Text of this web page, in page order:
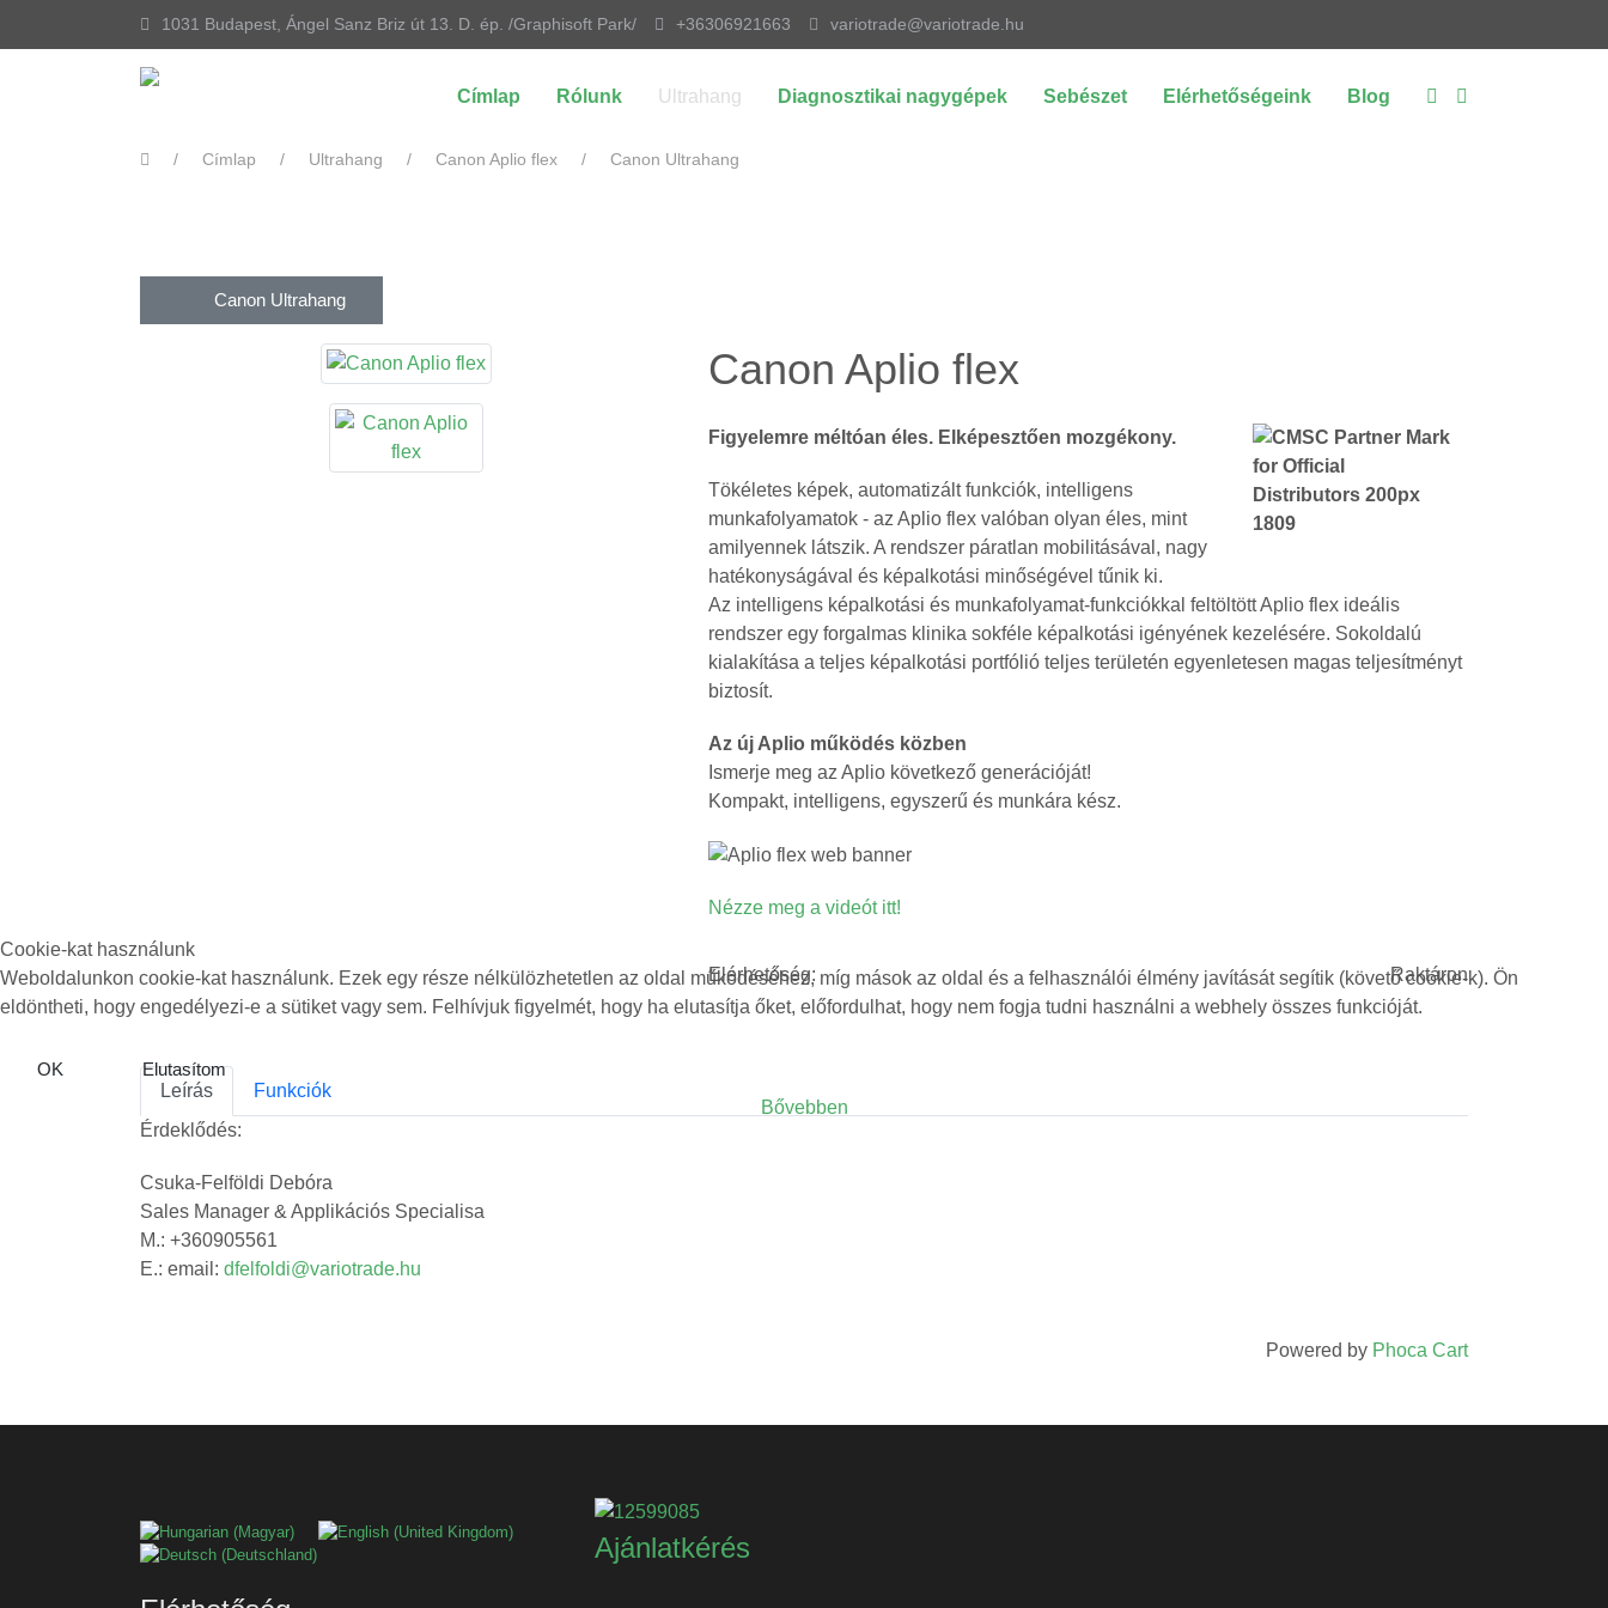
1031 Budapest, Ángel Sanz Briz út 13. D. ép. /Graphisoft Park/ +36306921663 variotrade@variotrade.hu
Címlap Rólunk Ultrahang Diagnosztikai nagygépek Sebészet Elérhetőségeink Blog
Címlap Ultrahang Canon Aplio flex Canon Ultrahang
Canon Ultrahang
Canon Aplio flex
Figyelemre méltóan éles. Elképesztően mozgékony.
Tökéletes képek, automatizált funkciók, intelligens
munkafolyamatok - az Aplio flex valóban olyan éles, mint
amilyennek látszik. A rendszer páratlan mobilitásával, nagy
hatékonyságával és képalkotási minőségével tűnik ki.
Az intelligens képalkotási és munkafolyamat-funkciókkal feltöltött Aplio flex ideális
rendszer egy forgalmas klinika sokféle képalkotási igényének kezelésére. Sokoldalú
kialakítása a teljes képalkotási portfólió teljes területén egyenletesen magas teljesítményt
biztosít.
Az új Aplio működés közben
Ismerje meg az Aplio következő generációját!
Kompakt, intelligens, egyszerű és munkára kész.
Nézze meg a videót itt!
Elérhetőség: Raktáron
Leírás
Funkciók
Érdeklődés:
Csuka-Felföldi Debóra
Sales Manager & Applikációs Specialisa
M.: +360905561
E.: email: dfelfoldi@variotrade.hu
Powered by Phoca Cart
Válasszon nyelvet Ajánlatkérés
Cookie-kat használunk
Weboldalunkon cookie-kat használunk. Ezek egy része nélkülözhetetlen az oldal működéséhez, míg mások az oldal és a felhasználói élmény javítását segítik (követő cookie-k). Ön
eldöntheti, hogy engedélyezi-e a sütiket vagy sem. Felhívjuk figyelmét, hogy ha elutasítja őket, előfordulhat, hogy nem fogja tudni használni a webhely összes funkcióját.
OK
Elutasítom
Bővebben